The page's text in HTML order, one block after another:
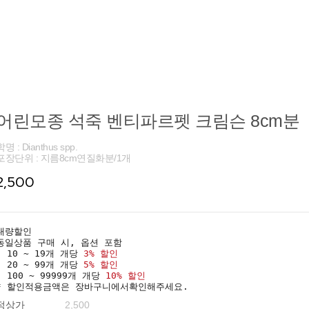
린모종 석죽 벤티파르펫 크림슨 8cm분
명 : Dianthus spp.
장단위 : 지름8cm연질화분/1개
량할인
일상품 구매 시, 옵션 포함
10 ~ 19개 개당 3% 할인
20 ~ 99개 개당 5% 할인
100 ~ 99999개 개당 10% 할인
할인적용금액은 장바구니에서확인해주세요.
상가 2,500